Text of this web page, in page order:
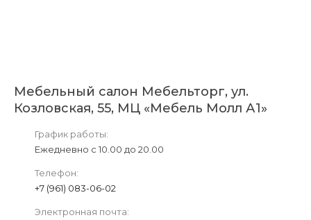
Мебельный салон Мебельторг, ул.
Козловская, 55, МЦ «Мебель Молл А1»
График работы:
Ежедневно с 10.00 до 20.00
Телефон:
+7 (961) 083-06-02
Электронная почта: